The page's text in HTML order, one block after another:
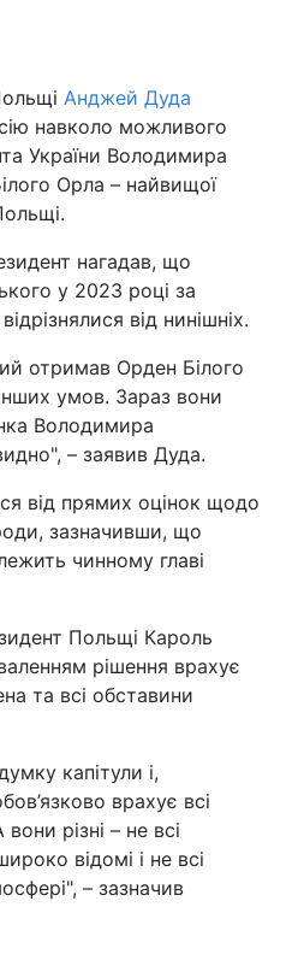
Анджей Дуда
навколо можливого
України Володимира
Орла – найвищої
нагадав, що
у 2023 році за
від нинішніх.
отримав Орден Білого
умов. Зараз вони
Володимира
– заявив Дуда.
від прямих оцінок щодо
зазначивши, що
чинному главі
Польщі Кароль
рішення врахує
та всі обставини
капітули і,
врахує всі
різні – не всі
відомі і не всі
– зазначив